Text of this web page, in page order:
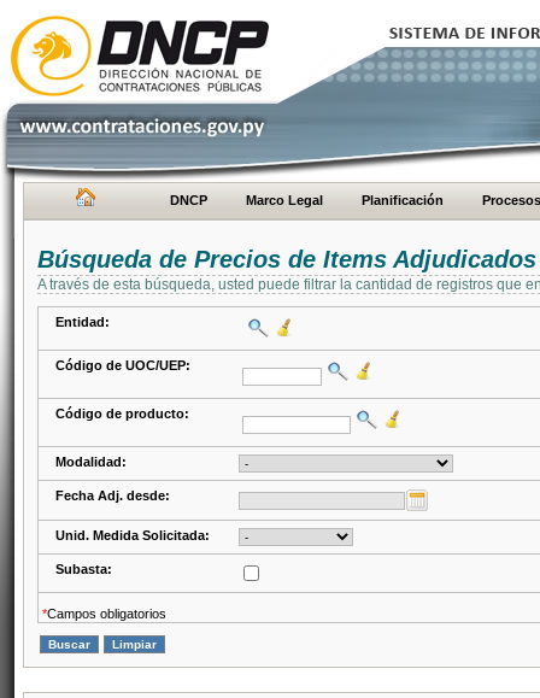
DNCP Marco Legal Planificación Procesos
Búsqueda de Precios de Items Adjudicados
A través de esta búsqueda, usted puede filtrar la cantidad de registros que
Entidad:
Código de UOC/UEP:
Código de producto:
Modalidad:
Fecha Adj. desde:
Unid. Medida Solicitada:
Subasta:
*Campos obligatorios